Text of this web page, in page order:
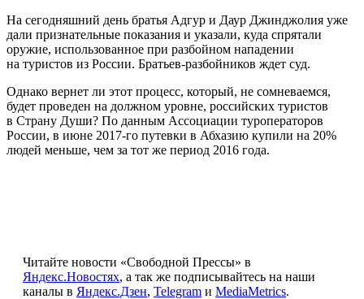
На сегодняшний день братья Адгур и Даур Джинджолия уже
дали признательные показания и указали, куда спрятали
оружие, использованное при разбойном нападении
на туристов из России. Братьев-разбойников ждет суд.
Однако вернет ли этот процесс, который, не сомневаемся,
будет проведен на должном уровне, российских туристов
в Страну Души? По данным Ассоциации туроператоров
России, в июне 2017-го путевки в Абхазию купили на 20%
людей меньше, чем за тот же период 2016 года.
Читайте новости «Свободной Прессы» в
Яндекс.Новостях, а так же подписывайтесь на наши
каналы в Яндекс.Дзен, Telegram и MediaMetrics.